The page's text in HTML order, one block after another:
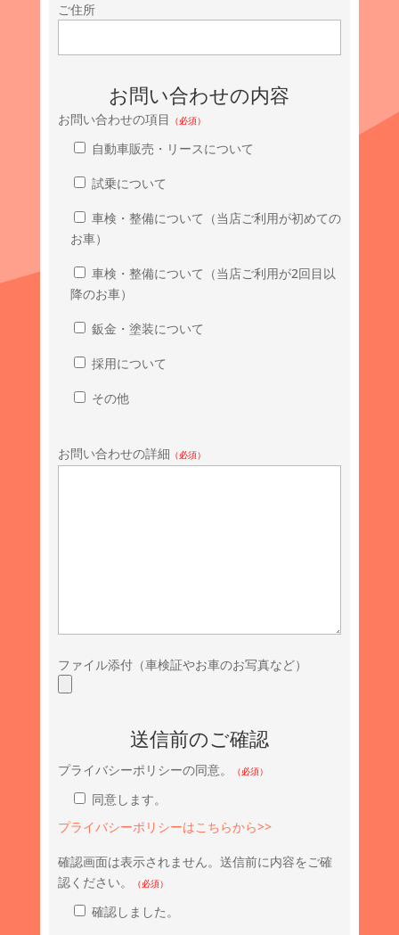
ご住所
お問い合わせの内容
お問い合わせの項目 （必須）
自動車販売・リースについて
試乗について
車検・整備について（当店ご利用が初めての
お車）
車検・整備について（当店ご利用が2回目以
降のお車）
鈑金・塗装について
採用について
その他
お問い合わせの詳細 （必須）
ファイル添付（車検証やお車のお写真など）
送信前のご確認
プライバシーポリシーの同意。 （必須）
同意します。
プライバシーポリシーはこちらから>>
確認画面は表示されません。送信前に内容をご確
認ください。
（必須）
確認しました。